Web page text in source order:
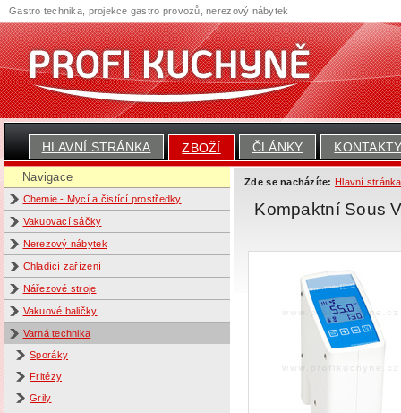
HLAVNÍ STRÁNKA ZBOŽÍ ČLÁNKY
Navigace
Chemie - Mycí a čistící prostředky
Vakuovací sáčky
Nerezový nábytek
Chladící zařízení
Nářezové stroje
Vakuové baličky
Varná technika
Sporáky
Fritézy
Grily
Zde se nacházíte: Hlavní stránka
Kompaktní Sous
Gastro technika, projekce gastro provozů, nerezový nábytek